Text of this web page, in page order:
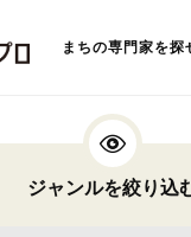
まちの専門家を探
ジャンルを絞り込